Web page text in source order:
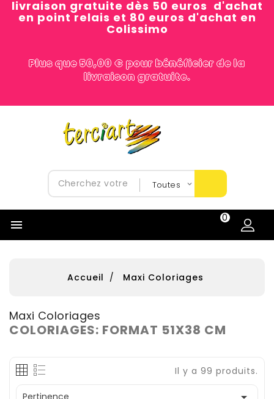
livraison gratuite dès 50 euros d'achat
en point relais et 80 euros d'achat en
Colissimo
Plus que 50,00 € pour bénéficier de la
livraison gratuite.

0
Accueil Maxi Coloriages
Maxi Coloriages
COLORIAGES: FORMAT 51X38 CM
Il y a 99 produits.